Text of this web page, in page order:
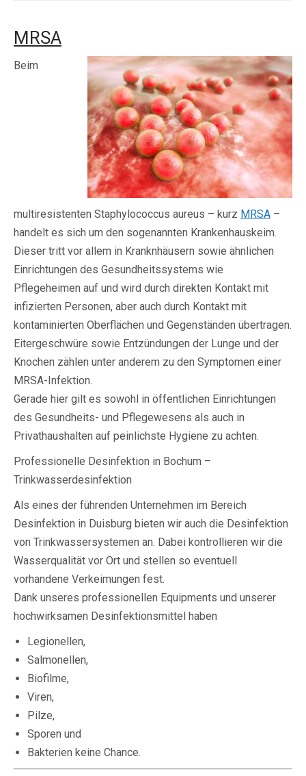
MRSA
Beim
multiresistenten Staphylococcus aureus – kurz MRSA –
handelt es sich um den sogenannten Krankenhauskeim.
Dieser tritt vor allem in Kranknhäusern sowie ähnlichen
Einrichtungen des Gesundheitssystems wie
Pflegeheimen auf und wird durch direkten Kontakt mit
infizierten Personen, aber auch durch Kontakt mit
kontaminierten Oberflächen und Gegenständen übertragen.
Eitergeschwüre sowie Entzündungen der Lunge und der
Knochen zählen unter anderem zu den Symptomen einer
MRSA-Infektion.
Gerade hier gilt es sowohl in öffentlichen Einrichtungen
des Gesundheits- und Pflegewesens als auch in
Privathaushalten auf peinlichste Hygiene zu achten.
Professionelle Desinfektion in Bochum –
Trinkwasserdesinfektion
Als eines der führenden Unternehmen im Bereich
Desinfektion in Duisburg bieten wir auch die Desinfektion
von Trinkwassersystemen an. Dabei kontrollieren wir die
Wasserqualität vor Ort und stellen so eventuell
vorhandene Verkeimungen fest.
Dank unseres professionellen Equipments und unserer
hochwirksamen Desinfektionsmittel haben
Legionellen,
Salmonellen,
Biofilme,
Viren,
Pilze,
Sporen und
Bakterien keine Chance.